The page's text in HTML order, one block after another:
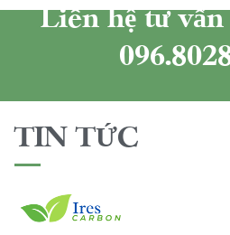
Liên hệ tư
TIN TỨC